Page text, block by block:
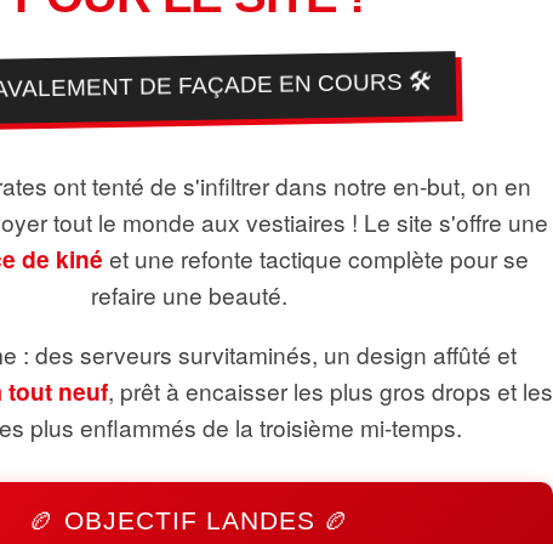
DE FAÇADE EN COURS 🛠️
ont tenté de s'infiltrer dans notre en-but, on en
tout le monde aux vestiaires ! Le site s'offre une
de kiné et une refonte tactique complète pour se
refaire une beauté.
: des serveurs survitaminés, un design affûté et
tout neuf, prêt à encaisser les plus gros drops et les
plus enflammés de la troisième mi-temps.
🏉 OBJECTIF LANDES 🏉